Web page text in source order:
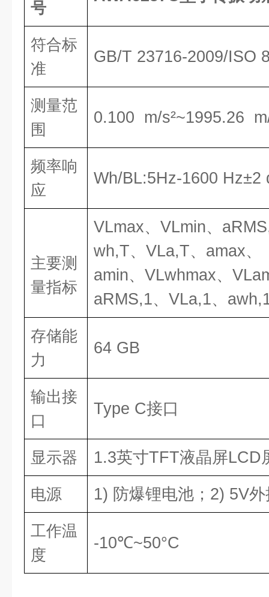
号
符合标
准
GB/T 23716-2009/ISO
测量范
围
0.100 m/s²~1995.26
频率响
应
Wh/BL:5Hz-1600 Hz±2
主要测
量指标
VLmax、VLmin、
wh,T、VLa,T、amax、
amin、VLwhmax、VL
aRMS,1、VLa,1、
存储能
力
64 GB
输出接
口
Type C接口
显示器 1.3英寸TFT液晶屏LCD
电源 1) 防爆锂电池；2) 5V
工作温
度
-10℃~50°C